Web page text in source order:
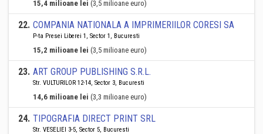
15,4 milioane lei (3,5 milioane euro)
22. COMPANIA NATIONALA A IMPRIMERIILOR CORESI SA
P-ta Presei Liberei 1, Sector 1, Bucuresti
15,2 milioane lei (3,5 milioane euro)
23. ART GROUP PUBLISHING S.R.L.
Str. VULTURILOR 12-14, Sector 3, Bucuresti
14,6 milioane lei (3,3 milioane euro)
24. TIPOGRAFIA DIRECT PRINT SRL
Str. VESELIEI 3-5, Sector 5, Bucuresti